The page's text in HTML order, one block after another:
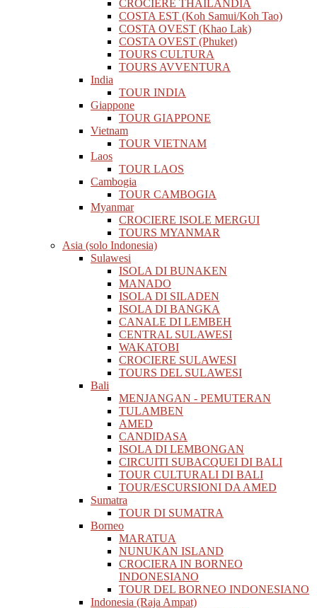
CROCIERE THAILANDIA
COSTA EST (Koh Samui/Koh Tao)
COSTA OVEST (Khao Lak)
COSTA OVEST (Phuket)
TOURS CULTURA
TOURS AVVENTURA
India
TOUR INDIA
Giappone
TOUR GIAPPONE
Vietnam
TOUR VIETNAM
Laos
TOUR LAOS
Cambogia
TOUR CAMBOGIA
Myanmar
CROCIERE ISOLE MERGUI
TOURS MYANMAR
Asia (solo Indonesia)
Sulawesi
ISOLA DI BUNAKEN
MANADO
ISOLA DI SILADEN
ISOLA DI BANGKA
CANALE DI LEMBEH
CENTRAL SULAWESI
WAKATOBI
CROCIERE SULAWESI
TOURS DEL SULAWESI
Bali
MENJANGAN - PEMUTERAN
TULAMBEN
AMED
CANDIDASA
ISOLA DI LEMBONGAN
CIRCUITI SUBACQUEI DI BALI
TOUR CULTURALI DI BALI
TOUR/ESCURSIONI DA AMED
Sumatra
TOUR DI SUMATRA
Borneo
MARATUA
NUNUKAN ISLAND
CROCIERA IN BORNEO
INDONESIANO
TOUR DEL BORNEO INDONESIANO
Indonesia (Raja Ampat)